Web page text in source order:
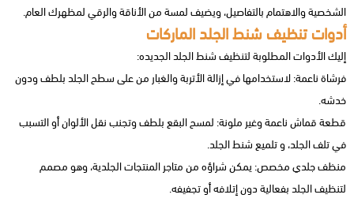
الشخصية والاهتمام بالتفاصيل، ويضيف لمسة من الأناقة والرقي لمظهرك العام.
أدوات تنظيف شنط الجلد الماركات
إليك الأدوات المطلوبة لتنظيف شنط الجلد الجديده:
فرشاة ناعمة: لاستخدامها في إزالة الأتربة والغبار من على سطح الجلد بلطف ودون
خدشه.
قطعة قماش ناعمة وغير ملونة: لمسح البقع بلطف وتجنب نقل الألوان أو التسبب
في تلف الجلد، و تلميع شنط الجلد.
منظف جلدي مخصص: يمكن شراؤه من متاجر المنتجات الجلدية، وهو مصمم
لتنظيف الجلد بفعالية دون إتلافه أو تجفيفه.